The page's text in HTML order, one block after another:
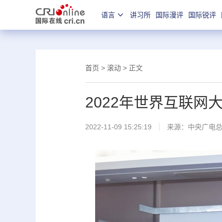
语言 讲习所 国际漫评 国际锐评
首页 > 滚动 > 正文
2022年世界互联网
2022-11-09 15:25:19 来源：中央广电